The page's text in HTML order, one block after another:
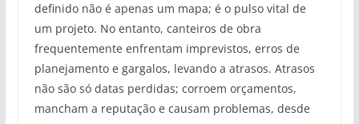
definido não é apenas um mapa; é o pulso vital de
um projeto. No entanto, canteiros de obra
frequentemente enfrentam imprevistos, erros de
planejamento e gargalos, levando a atrasos. Atrasos
não são só datas perdidas; corroem orçamentos,
mancham a reputação e causam problemas, desde